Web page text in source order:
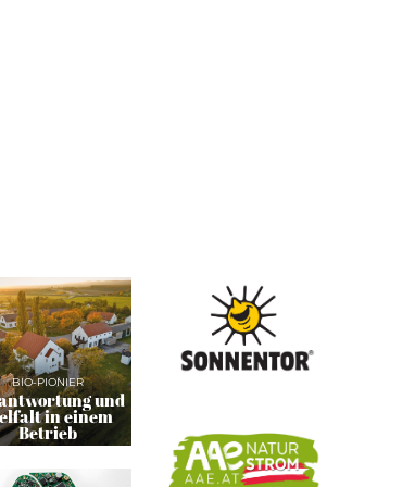
BIO-PIONIER
und
in einem
Betrieb